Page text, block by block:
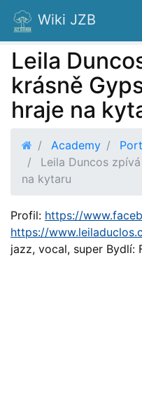
Wiki JZB
Leila
krásně
hraje na
Academy
Leila Duncos
na kytaru
Profil: https://
https://
jazz, vocal, super Bydlí: